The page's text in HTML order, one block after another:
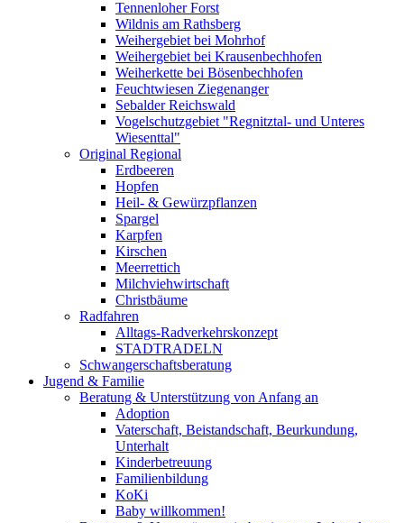
Tennenloher Forst
Wildnis am Rathsberg
Weihergebiet bei Mohrhof
Weihergebiet bei Krausenbechhofen
Weiherkette bei Bösenbechhofen
Feuchtwiesen Ziegenanger
Sebalder Reichswald
Vogelschutzgebiet "Regnitztal- und Unteres
Wiesenttal"
Original Regional
Erdbeeren
Hopfen
Heil- & Gewürzpflanzen
Spargel
Karpfen
Kirschen
Meerrettich
Milchviehwirtschaft
Christbäume
Radfahren
Alltags-Radverkehrskonzept
STADTRADELN
Schwangerschaftsberatung
Jugend & Familie
Beratung & Unterstützung von Anfang an
Adoption
Vaterschaft, Beistandschaft, Beurkundung,
Unterhalt
Kinderbetreuung
Familienbildung
KoKi
Baby willkommen!